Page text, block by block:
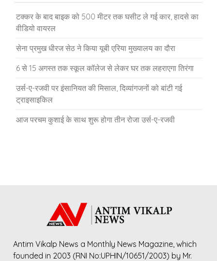
टक्कर के बाद बाइक को 500 मीटर तक घसीट ले गई कार, हादसे का
वीडियो वायरल
सेना प्रमुख धीरज सेठ ने किया यूबी एरिया मुख्यालय का दौरा
6 से 15 अगस्त तक स्कूल कॉलेज से लेकर घर तक लहराएगा तिरंगा
उर्स-ए-रजवी पर इंसानियत की मिसाल, दिव्यांगजनों को बांटी गई
ट्राइसाइकिल
आज परचम कुशाई के साथ शुरू होगा तीन रोजा उर्स-ए-रजवी
Antim Vikalp News a Monthly News Magazine, which
founded in 2003 (RNI No:UPHIN/10651/2003) by Mr.